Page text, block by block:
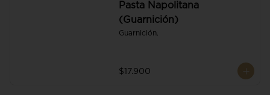
Pasta Napolitana
(Guarnición)
Guarnición.
$17.900